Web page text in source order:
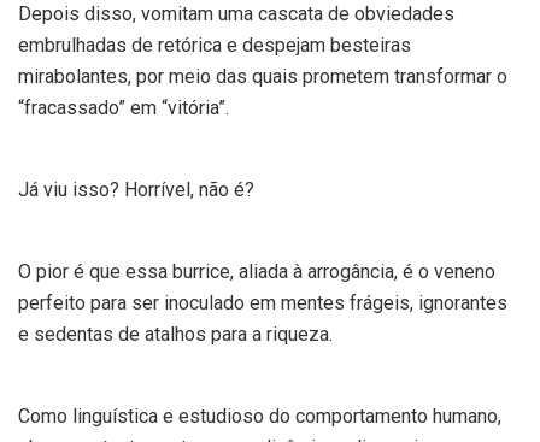
Depois disso, vomitam uma cascata de obviedades
embrulhadas de retórica e despejam besteiras
mirabolantes, por meio das quais prometem transformar o
“fracassado” em “vitória”.
Já viu isso? Horrível, não é?
O pior é que essa burrice, aliada à arrogância, é o veneno
perfeito para ser inoculado em mentes frágeis, ignorantes
e sedentas de atalhos para a riqueza.
Como linguística e estudioso do comportamento humano,